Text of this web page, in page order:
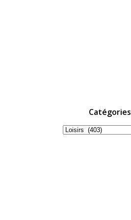
Catégories
Catégories